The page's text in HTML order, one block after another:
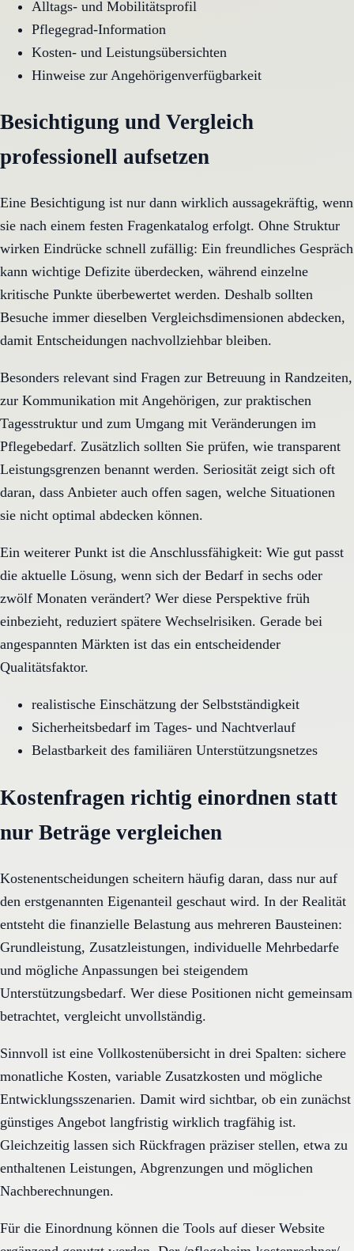
Alltags- und Mobilitätsprofil
Pflegegrad-Information
Kosten- und Leistungsübersichten
Hinweise zur Angehörigenverfügbarkeit
Besichtigung und Vergleich
professionell aufsetzen
Eine Besichtigung ist nur dann wirklich aussagekräftig, wenn
sie nach einem festen Fragenkatalog erfolgt. Ohne Struktur
wirken Eindrücke schnell zufällig: Ein freundliches Gespräch
kann wichtige Defizite überdecken, während einzelne
kritische Punkte überbewertet werden. Deshalb sollten
Besuche immer dieselben Vergleichsdimensionen abdecken,
damit Entscheidungen nachvollziehbar bleiben.
Besonders relevant sind Fragen zur Betreuung in Randzeiten,
zur Kommunikation mit Angehörigen, zur praktischen
Tagesstruktur und zum Umgang mit Veränderungen im
Pflegebedarf. Zusätzlich sollten Sie prüfen, wie transparent
Leistungsgrenzen benannt werden. Seriosität zeigt sich oft
daran, dass Anbieter auch offen sagen, welche Situationen
sie nicht optimal abdecken können.
Ein weiterer Punkt ist die Anschlussfähigkeit: Wie gut passt
die aktuelle Lösung, wenn sich der Bedarf in sechs oder
zwölf Monaten verändert? Wer diese Perspektive früh
einbezieht, reduziert spätere Wechselrisiken. Gerade bei
angespannten Märkten ist das ein entscheidender
Qualitätsfaktor.
realistische Einschätzung der Selbstständigkeit
Sicherheitsbedarf im Tages- und Nachtverlauf
Belastbarkeit des familiären Unterstützungsnetzes
Kostenfragen richtig einordnen statt
nur Beträge vergleichen
Kostenentscheidungen scheitern häufig daran, dass nur auf
den erstgenannten Eigenanteil geschaut wird. In der Realität
entsteht die finanzielle Belastung aus mehreren Bausteinen:
Grundleistung, Zusatzleistungen, individuelle Mehrbedarfe
und mögliche Anpassungen bei steigendem
Unterstützungsbedarf. Wer diese Positionen nicht gemeinsam
betrachtet, vergleicht unvollständig.
Sinnvoll ist eine Vollkostenübersicht in drei Spalten: sichere
monatliche Kosten, variable Zusatzkosten und mögliche
Entwicklungsszenarien. Damit wird sichtbar, ob ein zunächst
günstiges Angebot langfristig wirklich tragfähig ist.
Gleichzeitig lassen sich Rückfragen präziser stellen, etwa zu
enthaltenen Leistungen, Abgrenzungen und möglichen
Nachberechnungen.
Für die Einordnung können die Tools auf dieser Website